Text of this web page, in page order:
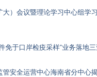
大）会议暨理论学习中心组学
免于口岸检疫采样”业务落地
管安全运营中心海南省分中心